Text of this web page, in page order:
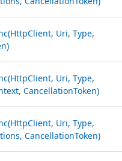
Uri, Type,
Uri, Type,
CancellationToken)
Uri, Type,
CancellationToken)